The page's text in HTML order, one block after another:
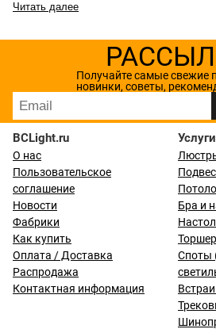
Читать далее
Получайте самые свежие
новинки, советы,
BCLight.ru
О нас
Пользовательское
соглашение
Новости
Фабрики
Как купить
Оплата / Доставка
Распродажа
Контактная информация
Бра и
Споты